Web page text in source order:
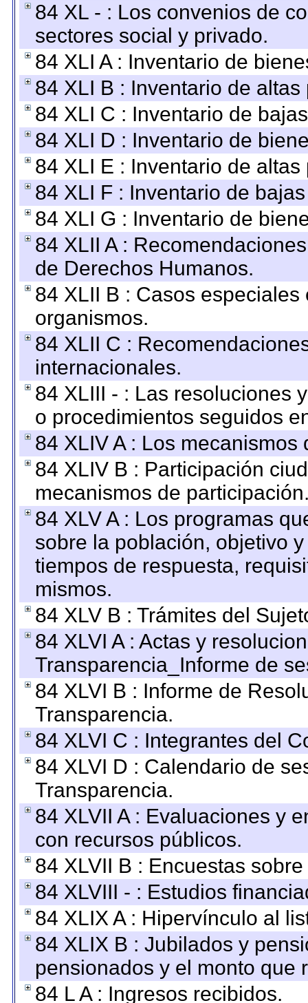
84 XL - : Los convenios de
sectores social y privado.
84 XLI A : Inventario de
84 XLI B : Inventario de
84 XLI C : Inventario de
84 XLI D : Inventario de
84 XLI E : Inventario de
84 XLI F : Inventario de
84 XLI G : Inventario de
84 XLII A :
de Derechos Humanos.
84 XLII B : Casos
organismos.
84 XLII C :
internacionales.
84 XLIII - : Las resoluciones
o procedimientos seguidos
84 XLIV A : Los
84 XLIV B : Participación
mecanismos de
84 XLV A : Los programas
sobre la población, objetivo
tiempos de respuesta,
mismos.
84 XLV B : Trámites del
84 XLVI A : Actas y
Transparencia_Informe de
84 XLVI B : Informe de
Transparencia.
84 XLVI C : Integrantes del
84 XLVI D : Calendario de
Transparencia.
84 XLVII A : Evaluaciones y
con recursos públicos.
84 XLVII B : Encuestas
84 XLVIII - : Estudios
84 XLIX A : Hipervínculo al
84 XLIX B : Jubilados y
pensionados y el monto que
84 L A : Ingresos recibidos.